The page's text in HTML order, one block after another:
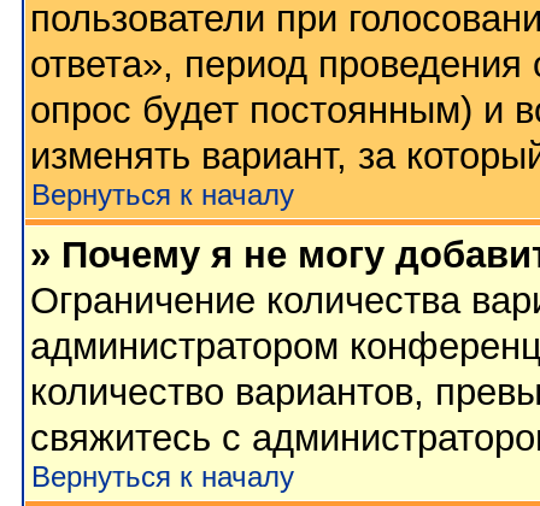
пользователи при
ответа», период проведения
опрос будет постоянным) и
изменять вариант, за
Вернуться к началу
» Почему я не могу
Ограничение количества
администратором
количество вариантов,
свяжитесь с
Вернуться к началу